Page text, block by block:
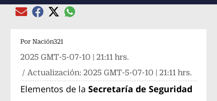
Compartir el artículo actual mediante Email
Compartir el artículo actual mediante Facebook
Compartir el artículo actual mediante Twitter
Compartir el artículo actual mediante
Por Nación321
2025 GMT-5-07-10 | 21:11 hrs.
/ Actualización:2025 GMT-5-07-10 | 21:11 hrs.
Elementos de la Secretaría de Seguridad